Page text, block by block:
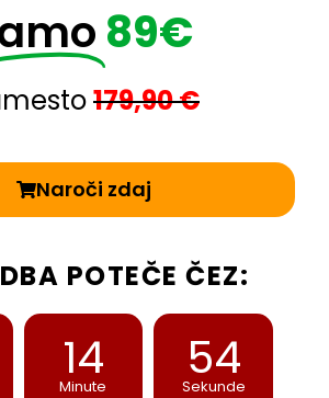
89€
179,90 €
Naroči zdaj
POTEČE ČEZ:
14
Minute 53
Sekunde